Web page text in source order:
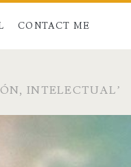
CONTACT ME
INTELECTUAL’